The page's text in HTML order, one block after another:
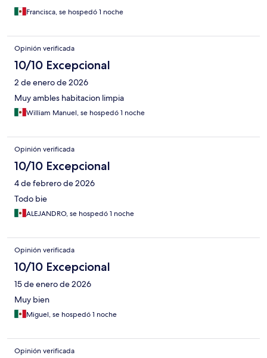
Francisca, se hospedó 1 noche
Opinión verificada
10/10 Excepcional
2 de enero de 2026
Muy ambles habitacion limpia
William Manuel, se hospedó 1 noche
Opinión verificada
10/10 Excepcional
4 de febrero de 2026
Todo bie
ALEJANDRO, se hospedó 1 noche
Opinión verificada
10/10 Excepcional
15 de enero de 2026
Muy bien
Miguel, se hospedó 1 noche
Opinión verificada